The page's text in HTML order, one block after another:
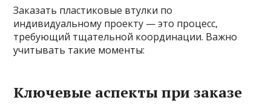
Заказать пластиковые втулки по
индивидуальному проекту — это процесс,
требующий тщательной координации. Важно
учитывать такие моменты:
Ключевые аспекты при заказе